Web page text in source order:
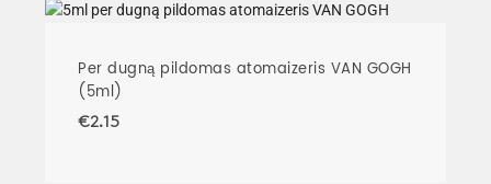
Per dugną pildomas atomaizeris VAN GOGH
(5ml)
€2.15